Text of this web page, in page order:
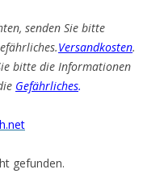
senden Sie bitte
Versandkosten.
bitte die Informationen
Gefährliches.
gefunden.